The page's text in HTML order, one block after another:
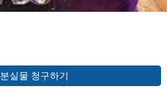
분실물 청구하기